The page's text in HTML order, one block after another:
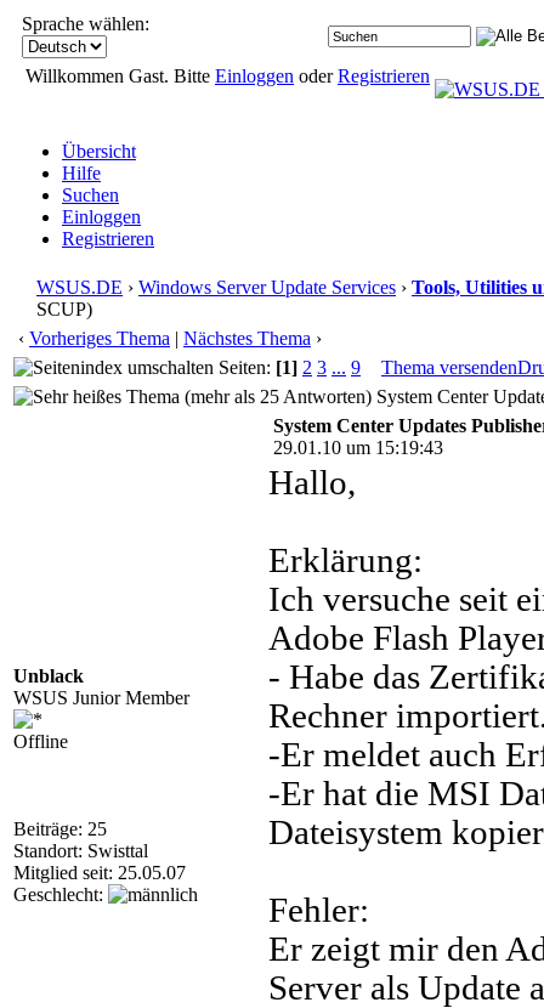
Sprache wählen:
Willkommen Gast. Bitte Einloggen oderRegistrieren
Übersicht
Hilfe
Suchen
Einloggen
Registrieren
WSUS.DE › Windows Server Update Services › Tools, Utilities
SCUP)
‹ Vorheriges Thema | Nächstes Thema ›
Seiten: [1] 2 3 ... 9 Thema versenden
System Center
Unblack
WSUS Junior Member
Offline
Beiträge: 25
Standort: Swisttal
Mitglied seit: 25.05.07
Geschlecht:
System Center Updates
29.01.10 um 15:19:43
Hallo,
Erklärung:
Ich versuche seit
Adobe Flash
- Habe das
Rechner
-Er meldet auch
-Er hat die MSI
Dateisystem
Fehler:
Er zeigt mir den
Server als Update